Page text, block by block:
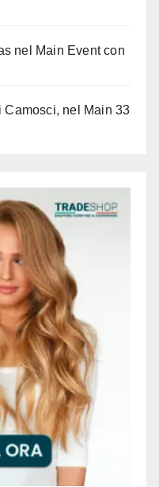
nel Main Event con
Camosci, nel Main 33